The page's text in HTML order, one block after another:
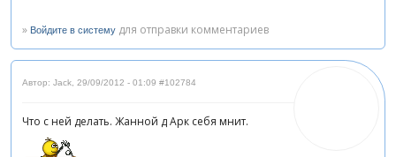
» Войдите в систему для отправки комментариев
Автор: Jack 29/09/2012 - 01:09 #102784
Что с ней делать. Жанной д Арк себя мнит.